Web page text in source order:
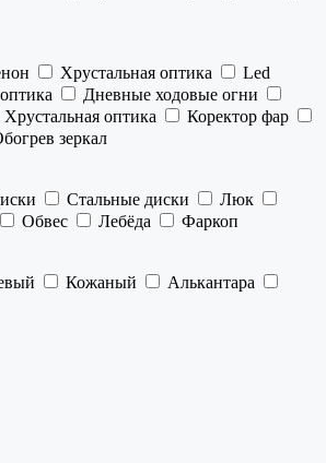
Хрустальная оптика
Led
Дневные ходовые огни
Хрустальная оптика
Коректор фар
зеркал
Стальные диски
Люк
Обвес Лебёда
Фаркоп
Кожаный
Алькантара